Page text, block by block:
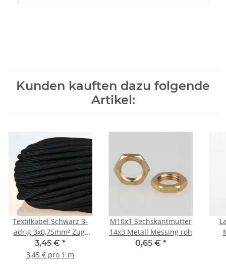
Kunden kauften dazu folgende
Artikel:
Textilkabel Schwarz 3-
adrig 3x0,75mm² Zug-
Pendelleitung S03RT-F
3G0,75
3,45 € *
3,45 € pro 1 m
M10x1 Sechskantmutter
14x3 Metall Messing roh
0,65 € *